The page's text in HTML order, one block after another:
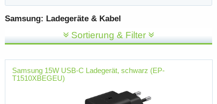
Samsung: Ladegeräte & Kabel
Sortierung & Filter
Samsung 15W USB-C Ladegerät, schwarz (EP-
T1510XBEGEU)